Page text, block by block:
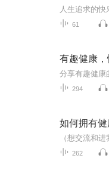
人生追求的
61
有趣健康
294
如何拥有
262